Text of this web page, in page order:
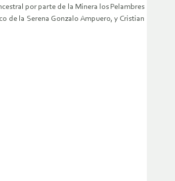
por parte de la Minera los Pelambres
de la Serena Gonzalo Ampuero, y Cristian